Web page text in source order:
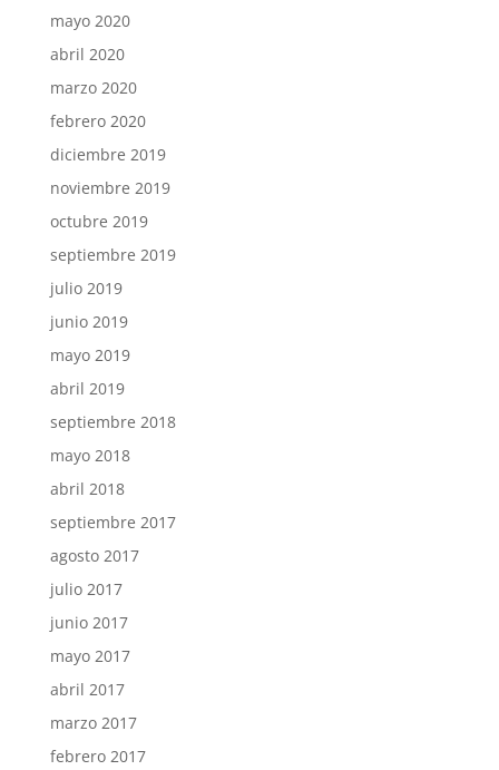
mayo 2020
abril 2020
marzo 2020
febrero 2020
diciembre 2019
noviembre 2019
octubre 2019
septiembre 2019
julio 2019
junio 2019
mayo 2019
abril 2019
septiembre 2018
mayo 2018
abril 2018
septiembre 2017
agosto 2017
julio 2017
junio 2017
mayo 2017
abril 2017
marzo 2017
febrero 2017